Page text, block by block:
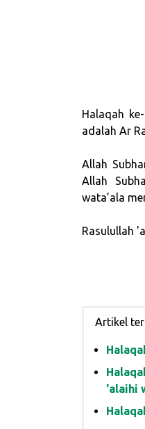
Halaqah
adalah Ar
Allah
Allah
wata’ala
Rasulullah
Artikel
'alaihi